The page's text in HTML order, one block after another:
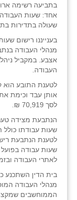
בתביעה רשימה
אחד: שעות העבודה
שעולה בתדירות
בענייננו רישום
מנהלי העבודה
אצבע. במקביל
העבודה.
לטענת התובע הוא
אותן עבד וכימת
לסך 70,919 ₪.
הנתבעת מצידה
שעות עבודתו כולל
לטענת הנתבעת
שעות עבודה
לאתרי העבודה
בית הדין השתכנע
מנהלי העבודה
הממוחשבים
חבצלת השרון
חרב לאת
יבול (מורג)
יקנעם
יד השמונה
כפר אביב
כפר ביאליק
כפר הרי״ף